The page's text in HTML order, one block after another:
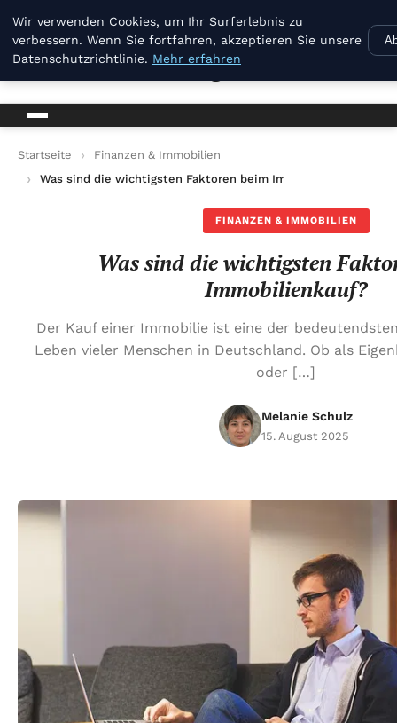
B Kg
B Kg
Startseite
Finanzen & Immobilien
Was sind die wichtigsten Faktoren beim Immobilienkauf?
FINANZEN & IMMOBILIEN
Was sind die wichtigsten
Immobilienkauf?
Der Kauf einer Immobilie ist eine der
Leben vieler Menschen in Deutschland. Ob als
oder […]
Melanie Schulz
15. August 2025
Wir verwenden Cookies, um Ihr Surferlebnis zu
verbessern. Wenn Sie fortfahren, akzeptieren Sie unsere
Datenschutzrichtlinie. Mehr erfahren